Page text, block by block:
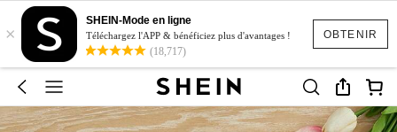
OBTENIR
×
SHEIN-Mode en ligne
Téléchargez l'APP & bénéficiez plus d'avantages !
(18,717)